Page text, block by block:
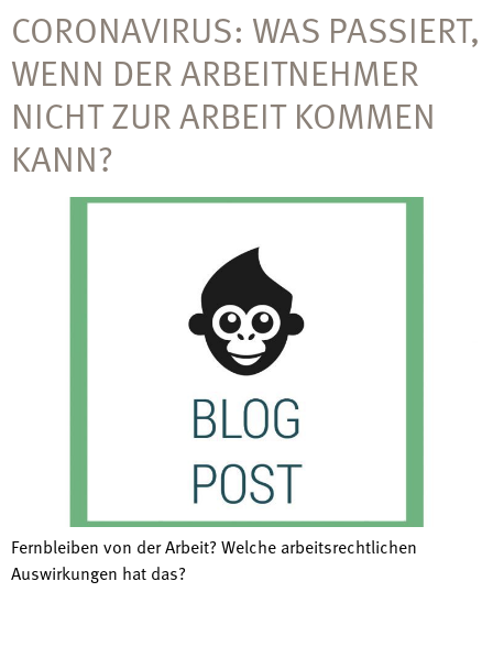
CORONAVIRUS: WAS PASSIERT,
WENN DER ARBEITNEHMER
NICHT ZUR ARBEIT KOMMEN
KANN?
Fernbleiben von der Arbeit? Welche arbeitsrechtlichen
Auswirkungen hat das?